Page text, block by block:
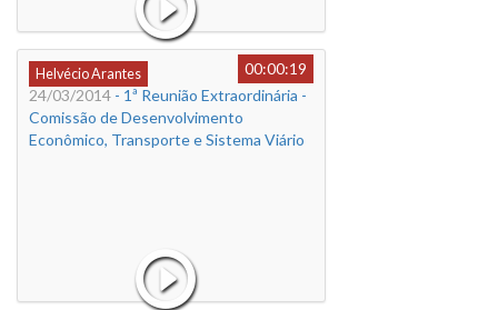
Helvécio Arantes
00:00:19
24/03/2014 - 1ª Reunião Extraordinária -
Comissão de Desenvolvimento
Econômico, Transporte e Sistema Viário